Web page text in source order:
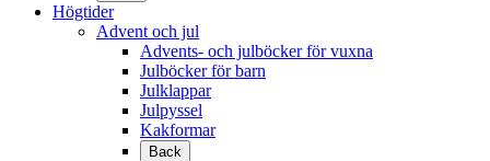
Högtider
Advent och jul
Advents- och julböcker för vuxna
Julböcker för barn
Julklappar
Julpyssel
Kakformar
Back